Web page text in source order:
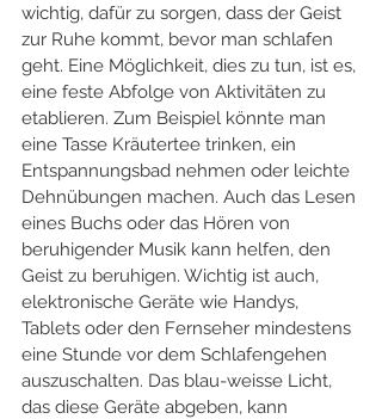
wichtig, dafür zu sorgen, dass der Geist
zur Ruhe kommt, bevor man schlafen
geht. Eine Möglichkeit, dies zu tun, ist es,
eine feste Abfolge von Aktivitäten zu
etablieren. Zum Beispiel könnte man
eine Tasse Kräutertee trinken, ein
Entspannungsbad nehmen oder leichte
Dehnübungen machen. Auch das Lesen
eines Buchs oder das Hören von
beruhigender Musik kann helfen, den
Geist zu beruhigen. Wichtig ist auch,
elektronische Geräte wie Handys,
Tablets oder den Fernseher mindestens
eine Stunde vor dem Schlafengehen
auszuschalten. Das blau-weisse Licht,
das diese Geräte abgeben, kann